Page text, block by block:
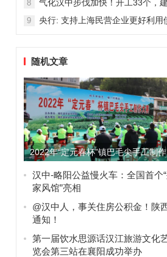
8 气化汉中步伐加快！开工33个，
9
央行: 支持上海民营企业更好利用
随机文章
2022年“定元春杯”镇巴毛尖手工制
在兴隆镇举行
汉中-略阳公益慢火车：全国首个
家风馆”亮相
@汉中人，事关住房公积金！陕
通知！
第一届饮水思源话汉江旅游文化
览会第三站在襄阳成功举办